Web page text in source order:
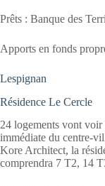
Prêts : Banque des
Apports en fonds
Lespignan
Résidence Le Cercle
24 logements vont
immédiate du centre-
Kore Architect, la
comprendra 7 T2, 14